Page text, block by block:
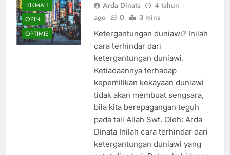
HIKMAH
OPINI
OPTIMIS
Arda Dinata
4 tahun
ago
0 3 mins
Ketergantungan duniawi? Inilah
cara terhindar dari
ketergantungan duniawi.
Ketiadaannya terhadap
kepemilikan kekayaan duniawi
tidak akan membuat sengsara,
bila kita berepagangan teguh
pada tali Allah Swt. Oleh: Arda
Dinata Inilah cara terhindar dari
ketergantungan duniawi yang